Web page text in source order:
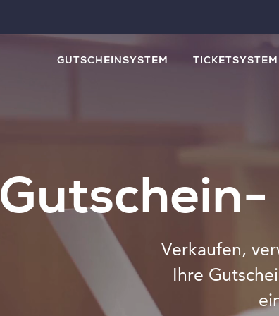
GUTSCHEINSYSTEM TICKETSYSTEM
Verkaufen,
Ihre